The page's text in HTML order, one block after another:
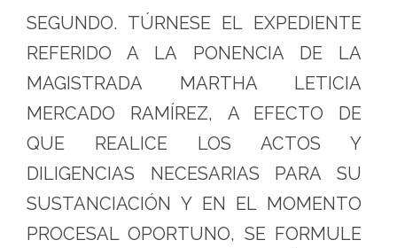
SEGUNDO. TÚRNESE EL EXPEDIENTE
REFERIDO A LA PONENCIA DE LA
MAGISTRADA MARTHA LETICIA
MERCADO RAMÍREZ, A EFECTO DE
QUE REALICE LOS ACTOS Y
DILIGENCIAS NECESARIAS PARA SU
SUSTANCIACIÓN Y EN EL MOMENTO
PROCESAL OPORTUNO, SE FORMULE